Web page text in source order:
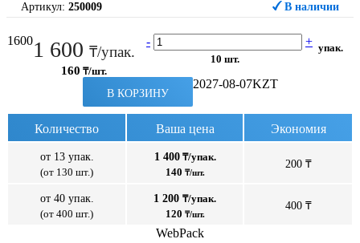
Артикул: 250009 В наличии
16001 600 ₸/упак.
160 ₸/шт.
- +
10 шт.
упак.
В КОРЗИНУ
2027-08-07KZT
Количество Ваша цена Экономия
от 13 упак.
(от 130 шт.)
1 400₸/упак.
140 ₸/шт.
200 ₸
от 40 упак.
(от 400 шт.)
1 200 ₸/упак.
120 ₸/шт.
400 ₸
WebPack